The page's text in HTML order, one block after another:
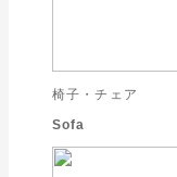
椅子・チェア
Sofa